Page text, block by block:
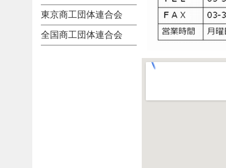
東京商工団体連合会
全国商工団体連合会